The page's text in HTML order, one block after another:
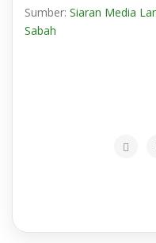
Sumber: Siaran Media
Sabah